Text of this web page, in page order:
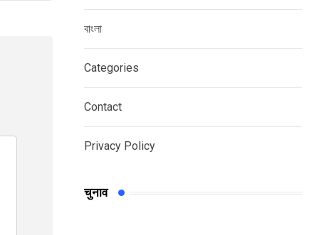
বাংলা
Categories
Contact
Privacy Policy
चुनाव